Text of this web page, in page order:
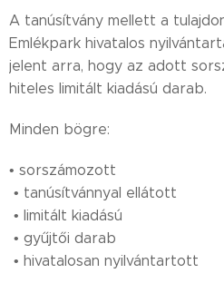
A tanúsítvány mellett a
Emlékpark hivatalos
jelent arra, hogy az adott
hiteles limitált kiadású darab.
Minden bögre:
• sorszámozott
• tanúsítvánnyal ellátott
• limitált kiadású
• gyűjtői darab
• hivatalosan nyilvántartott